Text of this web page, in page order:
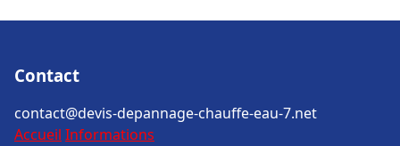
Contact
contact@devis-depannage-chauffe-eau-7.net
Accueil Informations